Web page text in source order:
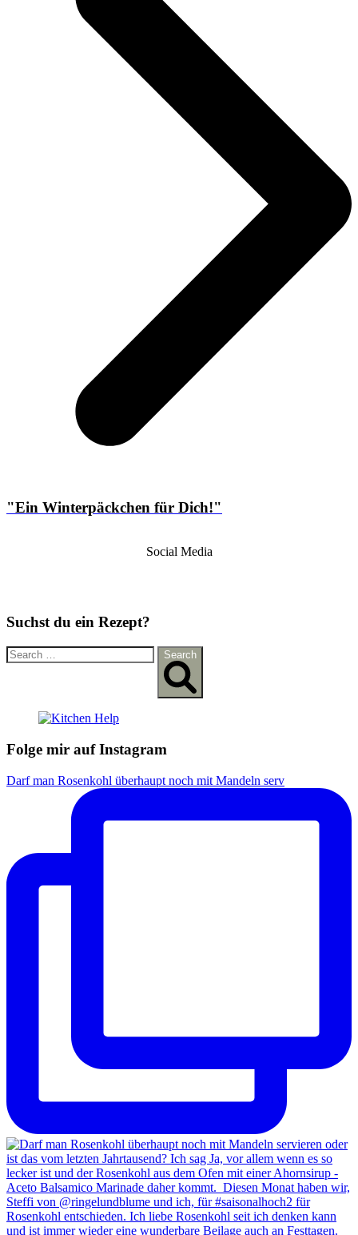
"Ein Winterpäckchen für Dich!"
Social Media
Suchst du ein Rezept?
S
e
o
:
Search
Folge mir auf Instagram
Darf man Rosenkohl überhaupt noch mit Mandeln serv